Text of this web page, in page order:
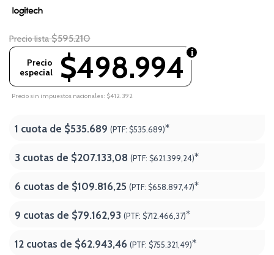
Precio lista $595.210
$498.994
Precio
especial
Precio sin impuestos nacionales: $412.392
1 cuota de $535.689 (PTF: $535.689)*
3 cuotas de $207.133,08 (PTF: $621.399,24)*
6 cuotas de $109.816,25 (PTF: $658.897,47)*
9 cuotas de $79.162,93 (PTF: $712.466,37)*
12 cuotas de $62.943,46 (PTF: $755.321,49)*